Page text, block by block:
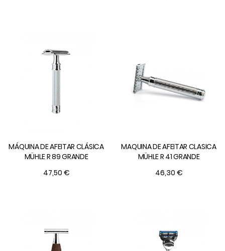
MÁQUINA DE AFEITAR CLÁSICA
MÜHLE R 89 GRANDE
47,50 €
MAQUINA DE AFEITAR CLASICA
MÜHLE R 41 GRANDE
46,30 €